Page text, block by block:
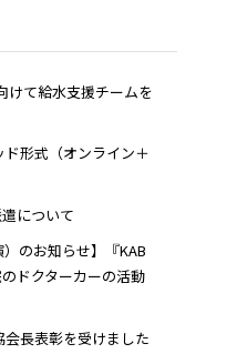
けて給水支援チームを
形式（オンライン＋
について
）のお知らせ】『KAB
ドクターカーの活動
長表彰を受けました